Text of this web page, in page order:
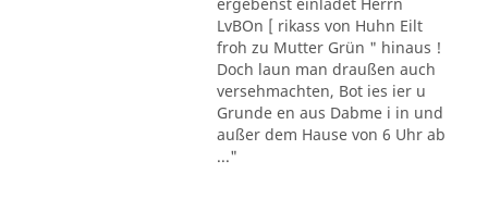
LvBOn [ rikass von Huhn Eilt
froh zu Mutter Grün " hinaus !
Doch laun man draußen auch
versehmachten, Bot ies ier u
Grunde en aus Dabme i in und
außer dem Hause von 6 Uhr ab
..."